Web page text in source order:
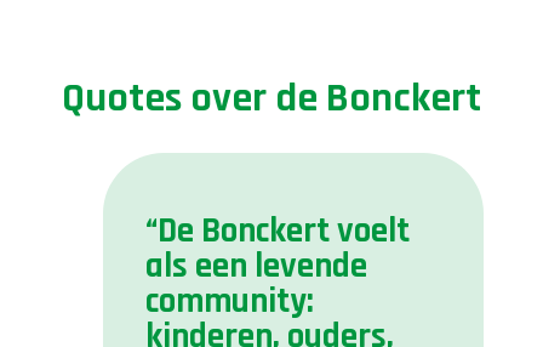
Quotes over de Bonckert
“De Bonckert voelt
als een levende
community:
kinderen, ouders,